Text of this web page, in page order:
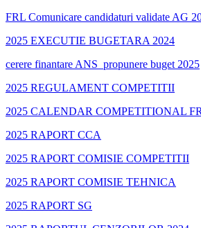
FRL Comunicare candidaturi validate AG
2025 EXECUTIE BUGETARA 2024
cerere finantare ANS_propunere buget 2025
2025 REGULAMENT COMPETITII
2025 CALENDAR COMPETITIONAL
2025 RAPORT CCA
2025 RAPORT COMISIE COMPETITII
2025 RAPORT COMISIE TEHNICA
2025 RAPORT SG